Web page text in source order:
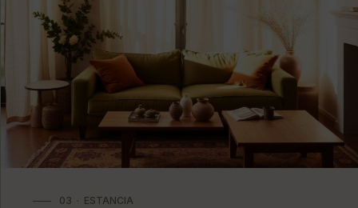
03 · ESTANCIA